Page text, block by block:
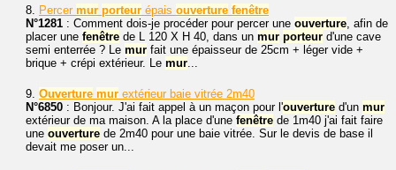
8. Percer mur porteur épais ouverture fenêtre
N°1281 : Comment dois-je procéder pour percer une ouverture, afin de
placer une fenêtre de L 120 X H 40, dans un mur porteur d'une cave
semi enterrée ? Le mur fait une épaisseur de 25cm + léger vide +
brique + crépi extérieur. Le mur...
9. Ouverture mur extérieur baie vitrée 2m40
N°6850 : Bonjour. J'ai fait appel à un maçon pour l'ouverture d'un mur
extérieur de ma maison. A la place d'une fenêtre de 1m40 j'ai fait faire
une ouverture de 2m40 pour une baie vitrée. Sur le devis de base il
devait me poser un...